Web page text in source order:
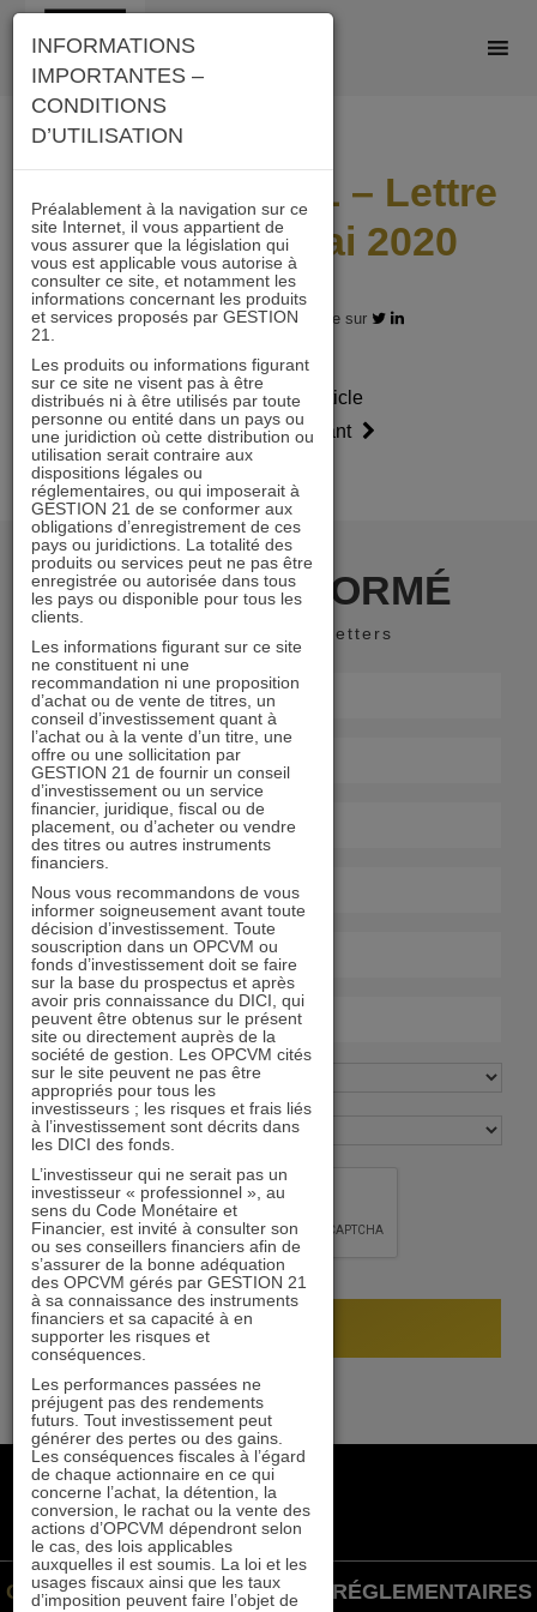
Skip
content
IMMOBILIER 21 – Lettre
mensuelle Mai 2020
08.05.2020 - Partagez l'article sur
Article
précédent
Article
suivant
RESTER INFORMÉ
Recevoir nos newsletters
+33 1 84 79 90 24
gestion21@gestion21.fr
8 rue Volney, 75002 Paris
GESTION 21 ©INFORMATIONS RÉGLEMENTAIRES
INFORMATIONS
IMPORTANTES –
CONDITIONS
D’UTILISATION
Préalablement à la navigation sur ce
site Internet, il vous appartient de
vous assurer que la législation qui
vous est applicable vous autorise à
consulter ce site, et notamment les
informations concernant les produits
et services proposés par GESTION
21.
Les produits ou informations figurant
sur ce site ne visent pas à être
distribués ni à être utilisés par toute
personne ou entité dans un pays ou
une juridiction où cette distribution ou
utilisation serait contraire aux
dispositions légales ou
réglementaires, ou qui imposerait à
GESTION 21 de se conformer aux
obligations d’enregistrement de ces
pays ou juridictions. La totalité des
produits ou services peut ne pas être
enregistrée ou autorisée dans tous
les pays ou disponible pour tous les
clients.
Les informations figurant sur ce site
ne constituent ni une
recommandation ni une proposition
d’achat ou de vente de titres, un
conseil d’investissement quant à
l’achat ou à la vente d’un titre, une
offre ou une sollicitation par
GESTION 21 de fournir un conseil
d’investissement ou un service
financier, juridique, fiscal ou de
placement, ou d’acheter ou vendre
des titres ou autres instruments
financiers.
Nous vous recommandons de vous
informer soigneusement avant toute
décision d’investissement. Toute
souscription dans un OPCVM ou
fonds d’investissement doit se faire
sur la base du prospectus et après
avoir pris connaissance du DICI, qui
peuvent être obtenus sur le présent
site ou directement auprès de la
société de gestion. Les OPCVM cités
sur le site peuvent ne pas être
appropriés pour tous les
investisseurs ; les risques et frais liés
à l’investissement sont décrits dans
les DICI des fonds.
L’investisseur qui ne serait pas un
investisseur « professionnel », au
sens du Code Monétaire et
Financier, est invité à consulter son
ou ses conseillers financiers afin de
s’assurer de la bonne adéquation
des OPCVM gérés par GESTION 21
à sa connaissance des instruments
financiers et sa capacité à en
supporter les risques et
conséquences.
Les performances passées ne
préjugent pas des rendements
futurs. Tout investissement peut
générer des pertes ou des gains.
Les conséquences fiscales à l’égard
de chaque actionnaire en ce qui
concerne l’achat, la détention, la
conversion, le rachat ou la vente des
actions d’OPCVM dépendront selon
le cas, des lois applicables
auxquelles il est soumis. La loi et les
usages fiscaux ainsi que les taux
d’imposition peuvent faire l’objet de